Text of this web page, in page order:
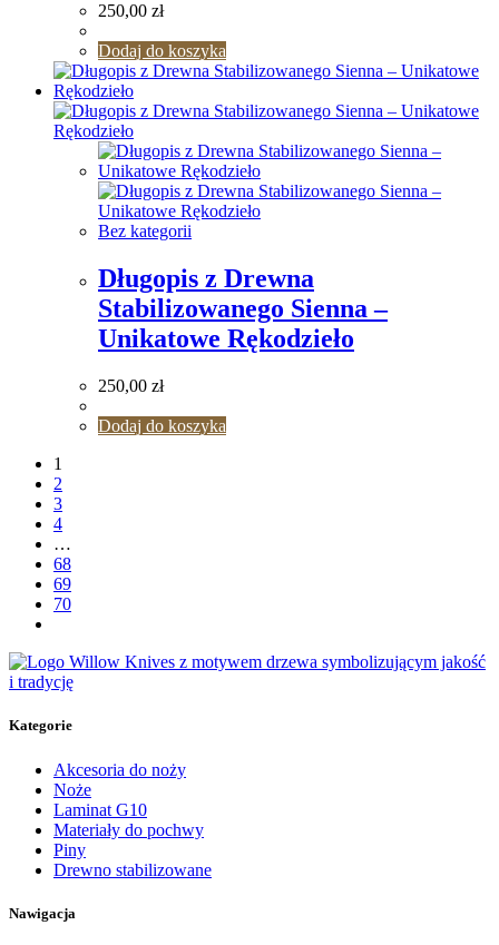
250,00 zł
Dodaj do koszyka
Bez kategorii
Długopis z Drewna
Stabilizowanego Sienna –
Unikatowe Rękodzieło
250,00 zł
Dodaj do koszyka
1
2
3
4
…
68
69
70
Kategorie
Akcesoria do noży
Noże
Laminat G10
Materiały do pochwy
Piny
Drewno stabilizowane
Nawigacja